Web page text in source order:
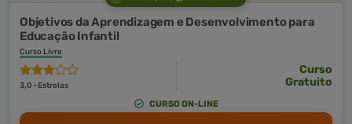
Objetivos da Aprendizagem e Desenvolvimento para
Educação Infantil
Curso Livre
3,0 · Estrelas
Curso
Gratuito
CURSO ON-LINE